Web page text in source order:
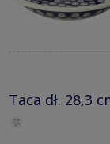
Taca dł. 28,3